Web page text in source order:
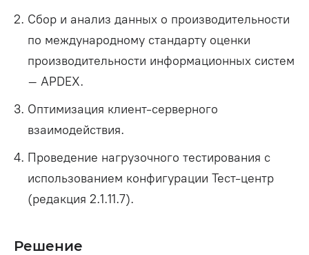
Cбор и анализ данных о производительности
по международному стандарту оценки
производительности информационных систем
– APDEX.
Оптимизация клиент-серверного
взаимодействия.
Проведение нагрузочного тестирования с
использованием конфигурации Тест-центр
(редакция 2.1.11.7).
Решение